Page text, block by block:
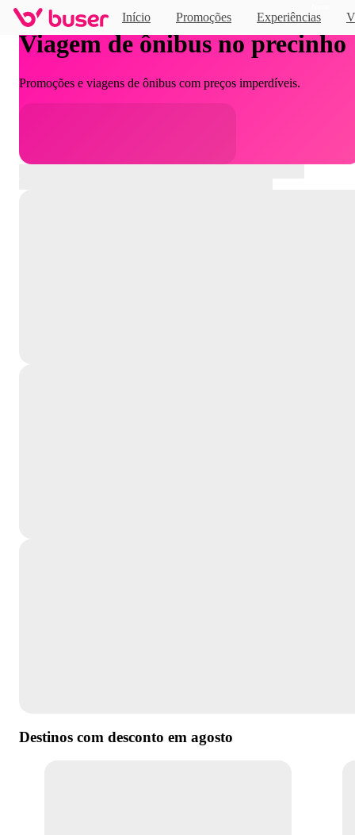
Início Promoções Experiências
Viagem de ônibus no precinho
Promoções e viagens de ônibus com preços imperdíveis.
Destinos com desconto em agosto